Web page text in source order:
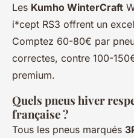
Les Kumho WinterCraft
i*cept RS3 offrent un
Comptez 60-80€ par
correctes, contre 100-
premium.
Quels pneus hiver
française ?
Tous les pneus marqués